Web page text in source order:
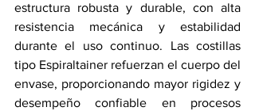
estructura robusta y durable, con alta
resistencia mecánica y estabilidad
durante el uso continuo. Las costillas
tipo Espiraltainer refuerzan el cuerpo del
envase, proporcionando mayor rigidez y
desempeño confiable en procesos